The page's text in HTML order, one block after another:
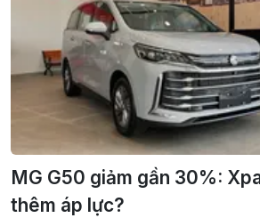
MG G50 giảm gần 30%:
thêm áp lực?